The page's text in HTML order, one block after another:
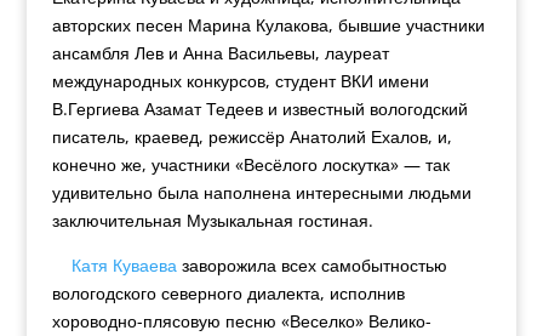
авторских песен Марина Кулакова, бывшие участники
ансамбля Лев и Анна Васильевы, лауреат
международных конкурсов, студент ВКИ имени
В.Гергиева Азамат Тедеев и известный вологодский
писатель, краевед, режиссёр Анатолий Ехалов, и,
конечно же, участники «Весёлого лоскутка» — так
удивительно была наполнена интересными людьми
заключительная Музыкальная гостиная.
Катя Куваева заворожила всех самобытностью
вологодского северного диалекта, исполнив
хороводно-плясовую песню «Веселко» Велико-